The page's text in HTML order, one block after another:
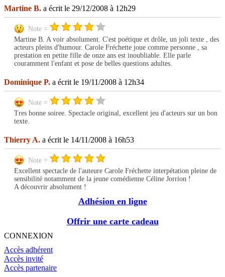
Martine B. a écrit le 29/12/2008 à 12h29
Note =
Martine B. A voir absolument. C'est poétique et drôle, un joli texte , des
acteurs pleins d'humour. Carole Fréchette joue comme personne , sa
prestation en petite fille de onze ans est inoubliable. Elle parle
couramment l'enfant et pose de belles questions adultes.
Dominique P. a écrit le 19/11/2008 à 12h34
Note =
Tres bonne soiree. Spectacle original, excellent jeu d'acteurs sur un bon
texte.
Thierry A. a écrit le 14/11/2008 à 16h53
Note =
Excellent spectacle de l'auteure Carole Fréchette interpétation pleine de
sensibilité notamment de la jeune comédienne Céline Jorrion !
A découvrir absolument !
Adhésion en ligne
Offrir une carte cadeau
CONNEXION
Accès adhérent
Accès invité
Accès partenaire